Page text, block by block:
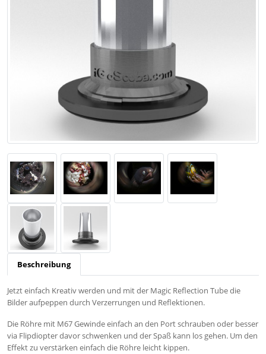
Beschreibung
Jetzt einfach Kreativ werden und mit der Magic Reflection Tube die
Bilder aufpeppen durch Verzerrungen und Reflektionen.
Die Röhre mit M67 Gewinde einfach an den Port schrauben oder besser
via Flipdiopter davor schwenken und der Spaß kann los gehen. Um den
Effekt zu verstärken einfach die Röhre leicht kippen.